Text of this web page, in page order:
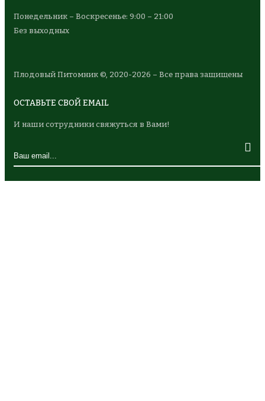
Понедельник – Воскресенье: 9:00 – 21:00
Без выходных
Плодовый Питомник ©, 2020-2026 – Все права защищены
ОСТАВЬТЕ СВОЙ EMAIL
И наши сотрудники свяжуться в Вами!